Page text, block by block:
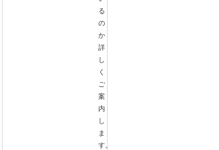
る
の
か
詳
し
く
ご
案
内
し
ま
す。